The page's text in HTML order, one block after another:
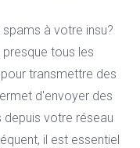
à votre insu?
tous les
transmettre des
d'envoyer des
votre réseau
il est essentiel